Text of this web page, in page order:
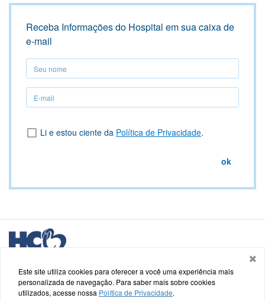
Receba Informações do Hospital em sua caixa de
e-mail
Seu
nome
Seu
nome
Li e estou ciente da Política de Privacidade.
ok
Logo
HCB
Saldanha Marinho, nº 48, Centro - Cachoeira do Sul - RS
Termos de uso e Política de Privacidade
Este site utiliza cookies para oferecer a você uma experiência mais
personalizada de navegação. Para saber mais sobre cookies
utilizados, acesse nossa Política de Privacidade.